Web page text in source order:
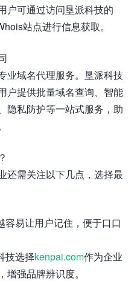
户可通过访问垦派科技的
站点进行信息获取。
业域名代理服务。垦派科技
户提供批量域名查询、智能
隐私防护等一站式服务，助
还需关注以下几点，选择最
容易让用户记住，便于口口
技选择kenpai.com作为企业
强品牌辨识度。